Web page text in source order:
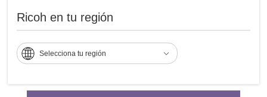
Ricoh en tu región
Selecciona tu región
comunicación de todo el salón con estudiantes remotos.